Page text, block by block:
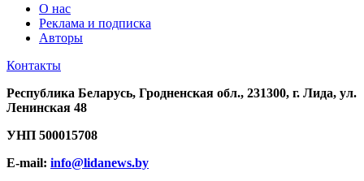
О нас
Реклама и подписка
Авторы
Контакты
Республика Беларусь, Гродненская обл., 231300, г. Лида, ул.
Ленинская 48
УНП 500015708
E-mail: info@lidanews.by